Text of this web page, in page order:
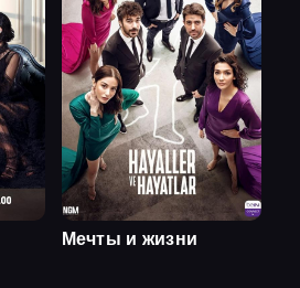
Мечты и жизни